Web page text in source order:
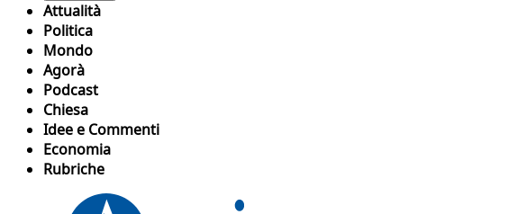
Attualità
Politica
Mondo
Agorà
Podcast
Chiesa
Idee e Commenti
Economia
Rubriche